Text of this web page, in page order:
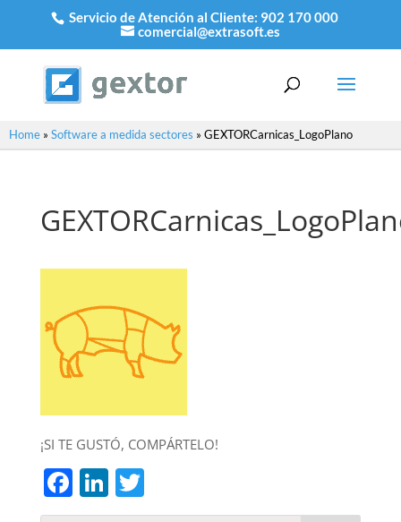
Servicio de Atención al Cliente: 902 170 000
comercial@extrasoft.es
Home » Software a medida sectores » GEXTORCarnicas_LogoPlano
¡SI TE GUSTÓ, COMPÁRTELO!
Facebook
LinkedIn
Twitter